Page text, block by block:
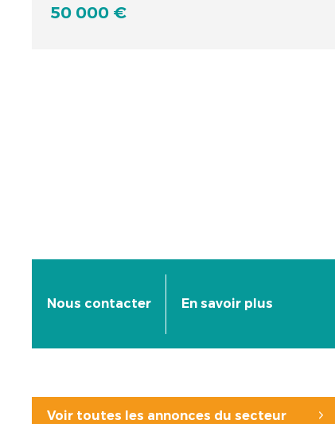
50 000 €
Nous contacter En savoir plus
Voir toutes les annonces du secteur